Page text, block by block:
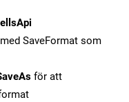
SaveFormat som
för att